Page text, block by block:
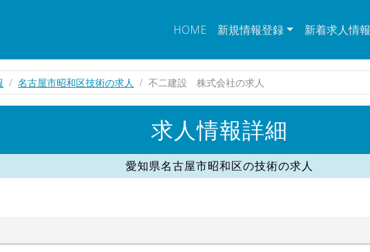
HOME 新規情報登録 新着求人情報
名古屋市昭和区技術の求人 不二建設 株式会社の求人
求人情報詳細
愛知県名古屋市昭和区の技術の求人